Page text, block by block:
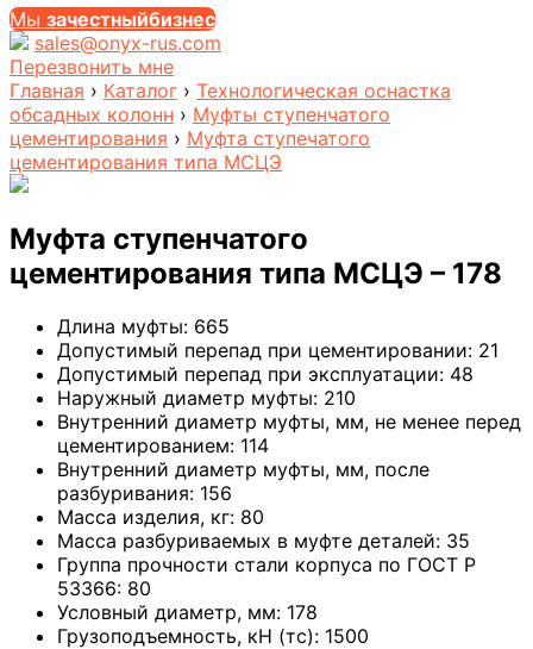
Мы зачестныйбизнес
sales@onyx-rus.com
Перезвонить мне
Главная › Каталог › Технологическая оснастка
обсадных колонн › Муфты ступенчатого
цементирования › Муфта ступечатого
цементирования типа МСЦЭ
Муфта ступенчатого
цементирования типа МСЦЭ – 178
Длина муфты: 665
Допустимый перепад при цементировании: 21
Допустимый перепад при эксплуатации: 48
Наружный диаметр муфты: 210
Внутренний диаметр муфты, мм, не менее перед
цементированием: 114
Внутренний диаметр муфты, мм, после
разбуривания: 156
Масса изделия, кг: 80
Масса разбуриваемых в муфте деталей: 35
Группа прочности стали корпуса по ГОСТ Р
53366: 80
Условный диаметр, мм: 178
Грузоподъемность, кН (тс): 1500